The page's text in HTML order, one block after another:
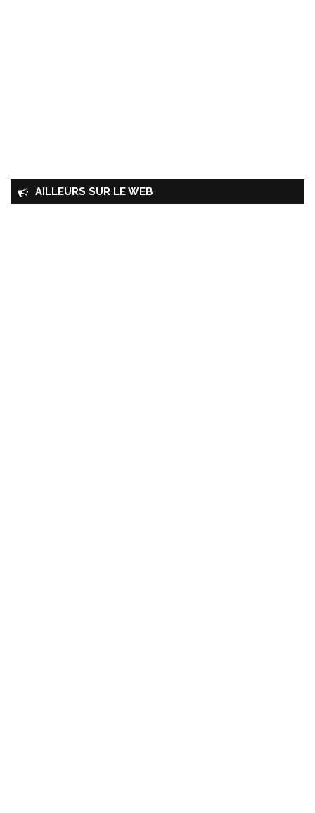
AILLEURS SUR LE WEB